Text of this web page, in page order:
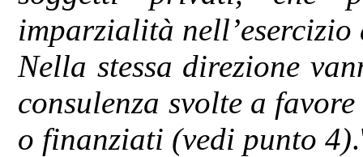
imparzialità
Nella stessa direzione
consulenza svolte a
o finanziati (vedi punto 4)